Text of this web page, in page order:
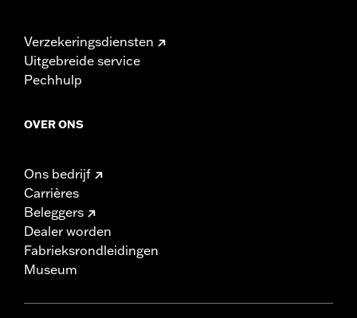
Verzekeringsdiensten
Uitgebreide service
Pechhulp
OVER ONS
Ons bedrijf
Carrières
Beleggers
Dealer worden
Fabrieksrondleidingen
Museum